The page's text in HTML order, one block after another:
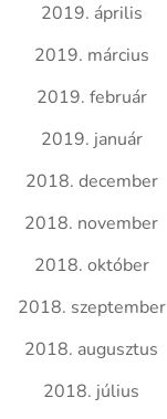
2019. április
2019. március
2019. február
2019. január
2018. december
2018. november
2018. október
2018. szeptember
2018. augusztus
2018. július